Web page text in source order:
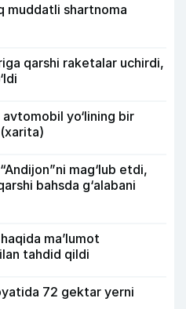
muddatli shartnoma
qarshi raketalar uchirdi,
yo‘lining bir
mag‘lub etdi,
bahsda g‘alabani
ma’lumot
tahdid qildi
72 gektar yerni